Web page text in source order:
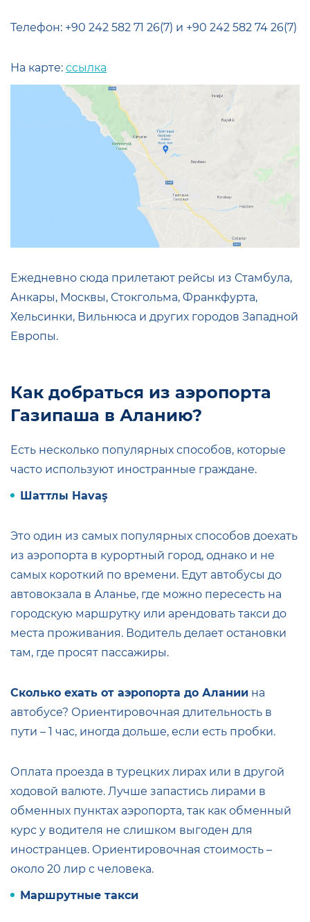
Телефон: +90 242 582 71 26(7) и +90 242 582 74 26(7)
На карте: ссылка
Ежедневно сюда прилетают рейсы из Стамбула,
Анкары, Москвы, Стокгольма, Франкфурта,
Хельсинки, Вильнюса и других городов Западной
Европы.
Как добраться из аэропорта
Газипаша в Аланию?
Есть несколько популярных способов, которые
часто используют иностранные граждане.
Шаттлы Havaş
Это один из самых популярных способов доехать
из аэропорта в курортный город, однако и не
самых короткий по времени. Едут автобусы до
автовокзала в Аланье, где можно пересесть на
городскую маршрутку или арендовать такси до
места проживания. Водитель делает остановки
там, где просят пассажиры.
Сколько ехать от аэропорта до Алании на
автобусе? Ориентировочная длительность в
пути – 1 час, иногда дольше, если есть пробки.
Оплата проезда в турецких лирах или в другой
ходовой валюте. Лучше запастись лирами в
обменных пунктах аэропорта, так как обменный
курс у водителя не слишком выгоден для
иностранцев. Ориентировочная стоимость –
около 20 лир с человека.
Маршрутные такси